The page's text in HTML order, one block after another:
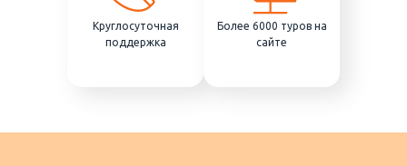
Круглосуточная
поддержка
Более 6000 туров на
сайте